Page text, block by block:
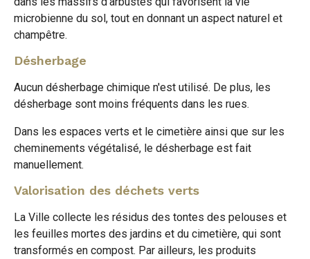
microbienne du sol, tout en donnant un aspect naturel et
champêtre.
Désherbage
Aucun désherbage chimique n'est utilisé. De plus, les
désherbage sont moins fréquents dans les rues.
Dans les espaces verts et le cimetière ainsi que sur les
cheminements végétalisé, le désherbage est fait
manuellement.
Valorisation des déchets verts
La Ville collecte les résidus des tontes des pelouses et
les feuilles mortes des jardins et du cimetière, qui sont
transformés en compost. Par ailleurs, les produits